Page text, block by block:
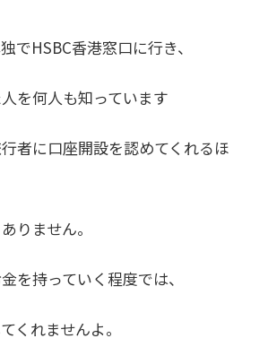
でHSBC香港窓口に行き、
を何人も知っています
者に口座開設を認めてくれるほ
りません。
を持っていく程度では、
くれませんよ。